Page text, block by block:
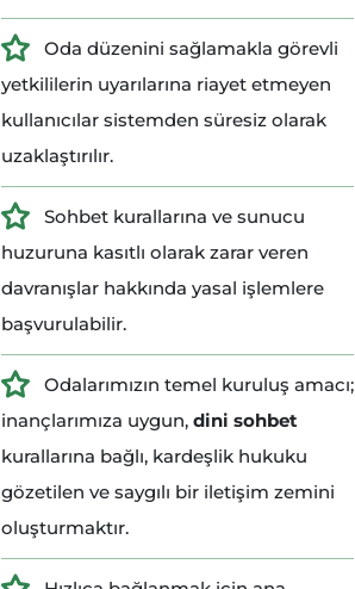
Oda düzenini sağlamakla görevli
yetkililerin uyarılarına riayet etmeyen
kullanıcılar sistemden süresiz olarak
uzaklaştırılır.
Sohbet kurallarına ve sunucu
huzuruna kasıtlı olarak zarar veren
davranışlar hakkında yasal işlemlere
başvurulabilir.
Odalarımızın temel kuruluş amacı;
inançlarımıza uygun, dini sohbet
kurallarına bağlı, kardeşlik hukuku
gözetilen ve saygılı bir iletişim zemini
oluşturmaktır.